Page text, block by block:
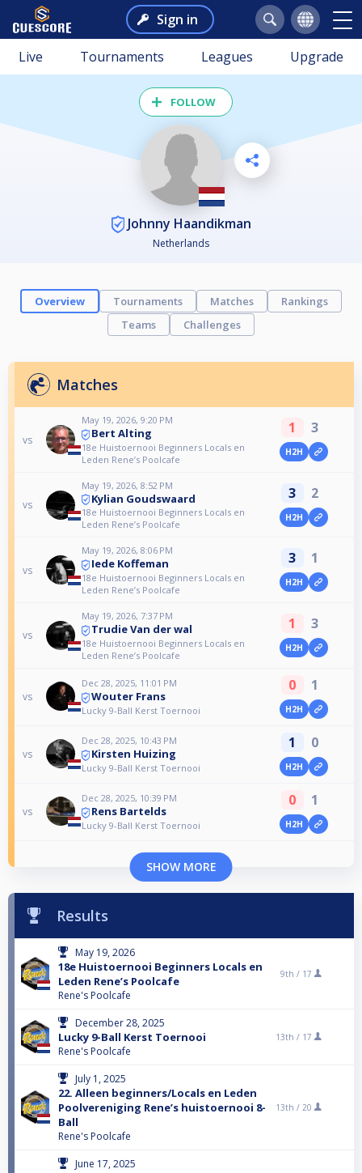
Sign in
Live Tournaments Leagues Upgrade
FOLLOW
Johnny Haandikman
Netherlands
Overview Tournaments Matches
Rankings
Teams
Challenges
Matches
vs
May 19, 2026, 9:20 PM
Bert Alting
18e Huistoernooi Beginners Locals en
Leden Rene’s Poolcafe
1 3
H2H
vs
May 19, 2026, 8:52 PM
Kylian Goudswaard
18e Huistoernooi Beginners Locals en
Leden Rene’s Poolcafe
3 2
H2H
vs
May 19, 2026, 8:06 PM
Iede Koffeman
18e Huistoernooi Beginners Locals en
Leden Rene’s Poolcafe
3 1
H2H
vs
May 19, 2026, 7:37 PM
Trudie Van der wal
18e Huistoernooi Beginners Locals en
Leden Rene’s Poolcafe
1 3
H2H
vs
Dec 28, 2025, 11:01 PM
Wouter Frans
Lucky 9-Ball Kerst Toernooi
0 1
H2H
vs
Dec 28, 2025, 10:43 PM
Kirsten Huizing
Lucky 9-Ball Kerst Toernooi
1 0
H2H
vs
Dec 28, 2025, 10:39 PM
Rens Bartelds
Lucky 9-Ball Kerst Toernooi
0 1
H2H
SHOW MORE
Results
May 19, 2026
18e Huistoernooi Beginners Locals en
Leden Rene’s Poolcafe
Rene's Poolcafe
9th / 17
December 28, 2025
Lucky 9-Ball Kerst Toernooi
Rene's Poolcafe
13th / 17
July 1, 2025
22. Alleen beginners/Locals en Leden
Poolvereniging Rene’s huistoernooi 8-
Ball
Rene's Poolcafe
13th / 20
June 17, 2025